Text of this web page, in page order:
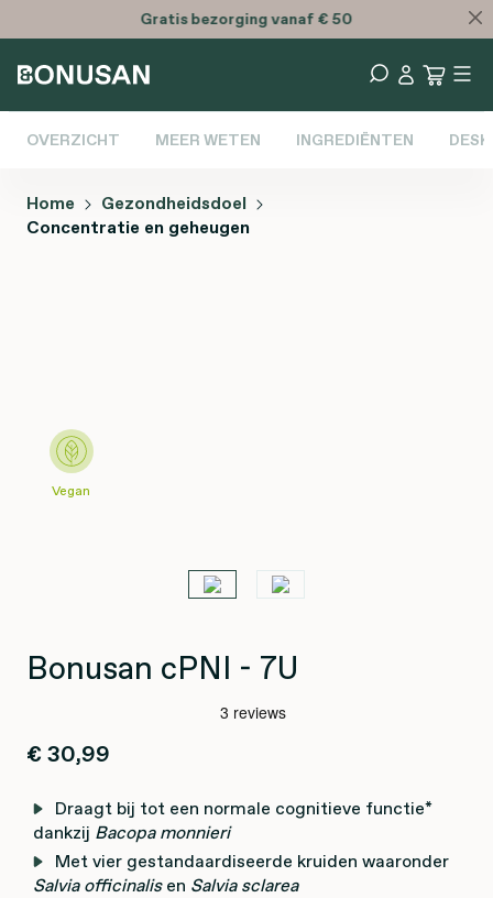
Gratisbezorging vanaf € 50
OVERZICHT MEER WETEN INGREDIËNTEN
Home
Gezondheidsdoel
Concentratie en geheugen
Vegan
Bonusan cPNI - 7U
€ 30,99
Draagt bij tot een normale cognitieve functie*
dankzij Bacopa monnieri
Met vier gestandaardiseerde kruiden waaronder
Salvia officinalisen Salvia sclarea